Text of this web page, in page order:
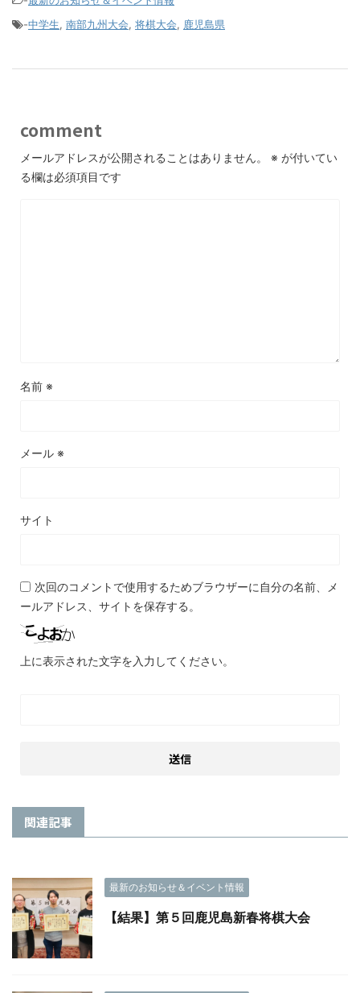
-中学生, 南部九州大会, 将棋大会, 鹿児島県
comment
メールアドレスが公開されることはありません。 ※ が付いてい
る欄は必須項目です
名前 ※
メール ※
サイト
次回のコメントで使用するためブラウザーに自分の名前、メ
ールアドレス、サイトを保存する。
上に表示された文字を入力してください。
関連記事
最新のお知らせ＆イベント情報
【結果】第５回鹿児島新春将棋大会